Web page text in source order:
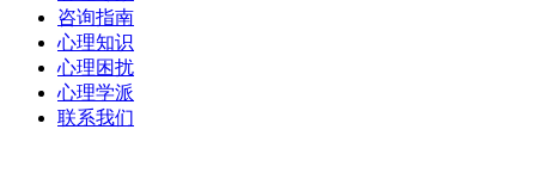
咨询指南
心理知识
心理困扰
心理学派
联系我们